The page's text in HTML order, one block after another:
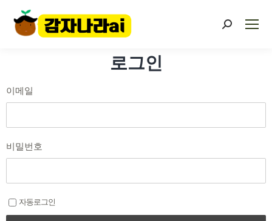
로그인
이메일
비밀번호
자동로그인